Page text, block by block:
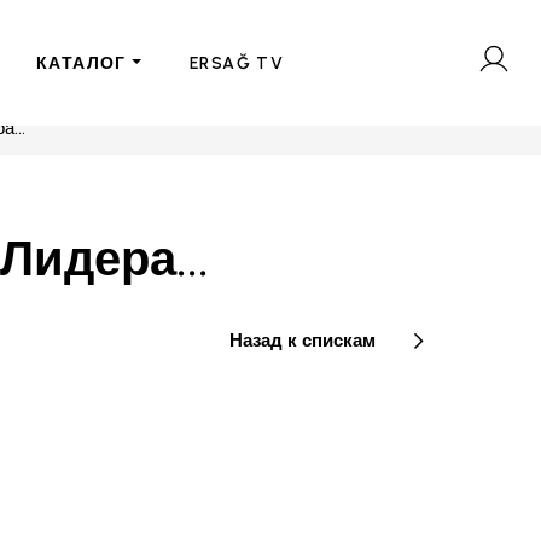
КАТАЛОГ ERSAĞ TV
Назад к спискам